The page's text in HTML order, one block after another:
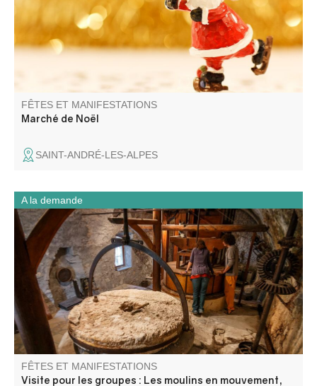
FÊTES ET MANIFESTATIONS
Marché de Noël
SAINT-ANDRÉ-LES-ALPES
Visitez les anciens moulins à huile et à farine actionnés
par l’eau de la Chalvagne à Entrevaux.
FÊTES ET MANIFESTATIONS
Visite pour les groupes : Les moulins en mouvement,
A la demande